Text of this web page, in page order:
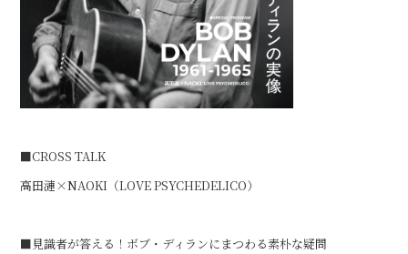
■CROSS TALK
高田漣×NAOKI（LOVE PSYCHEDELICO）
■見識者が答える！ボブ・ディランにまつわる素朴な疑問